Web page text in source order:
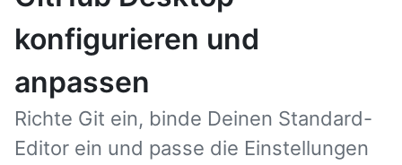
konfigurieren und
anpassen
Richte Git ein, binde Deinen Standard-
Editor ein und passe die Einstellungen